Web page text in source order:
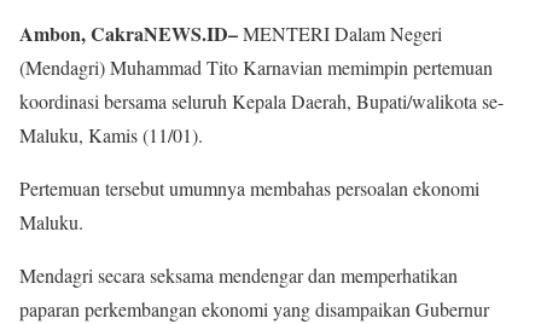
Ambon, CakraNEWS.ID–MENTERI Dalam Negeri
(Mendagri) Muhammad Tito Karnavian memimpin pertemuan
koordinasi bersama seluruh Kepala Daerah, Bupati/walikota se-
Maluku, Kamis (11/01).
Pertemuan tersebut umumnya membahas persoalan ekonomi
Maluku.
Mendagri secara seksama mendengar dan memperhatikan
paparan perkembangan ekonomi yang disampaikan Gubernur